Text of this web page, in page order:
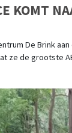
KOMT
De Brink
ze de grootste